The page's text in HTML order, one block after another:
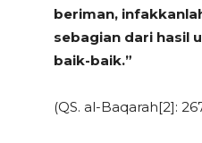
beriman,
sebagian dari hasil
baik-baik.”
(QS. al-Baqarah[2]: